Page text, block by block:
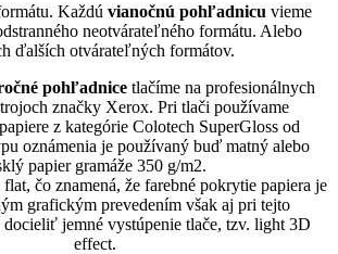
Každú vianočnú pohľadnicu vieme
neotvárateľného formátu. Alebo
ďalších otvárateľných formátov.
pohľadnicetlačíme na profesionálnych
značky Xerox. Pri tlači používame
z kategórie Colotech SuperGloss od
oznámenia je používaný buď matný alebo
papier gramáže 350 g/m2.
čo znamená, že farebné pokrytie papiera je
grafickým prevedením však aj pri tejto
jemné vystúpenie tlače, tzv. light 3D
effect.